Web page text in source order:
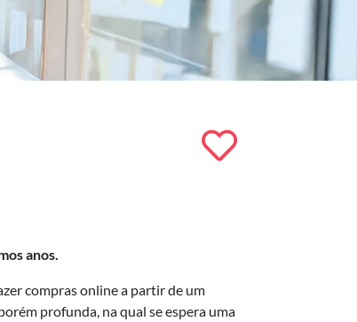
anos.
compras online a partir de um
profunda, na qual se espera uma